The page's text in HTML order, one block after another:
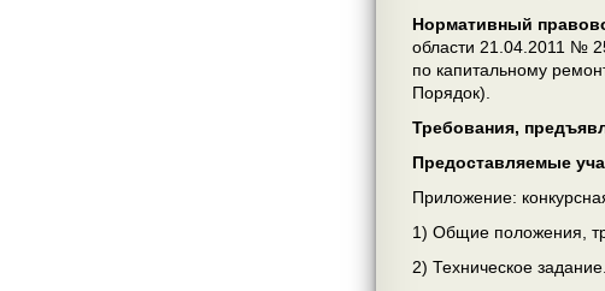
Нормативный
области 21.04.2011 №
по капитальному
Порядок).
Требования,
Предоставляемые
Приложение:
1) Общие положения,
2) Техническое задание.